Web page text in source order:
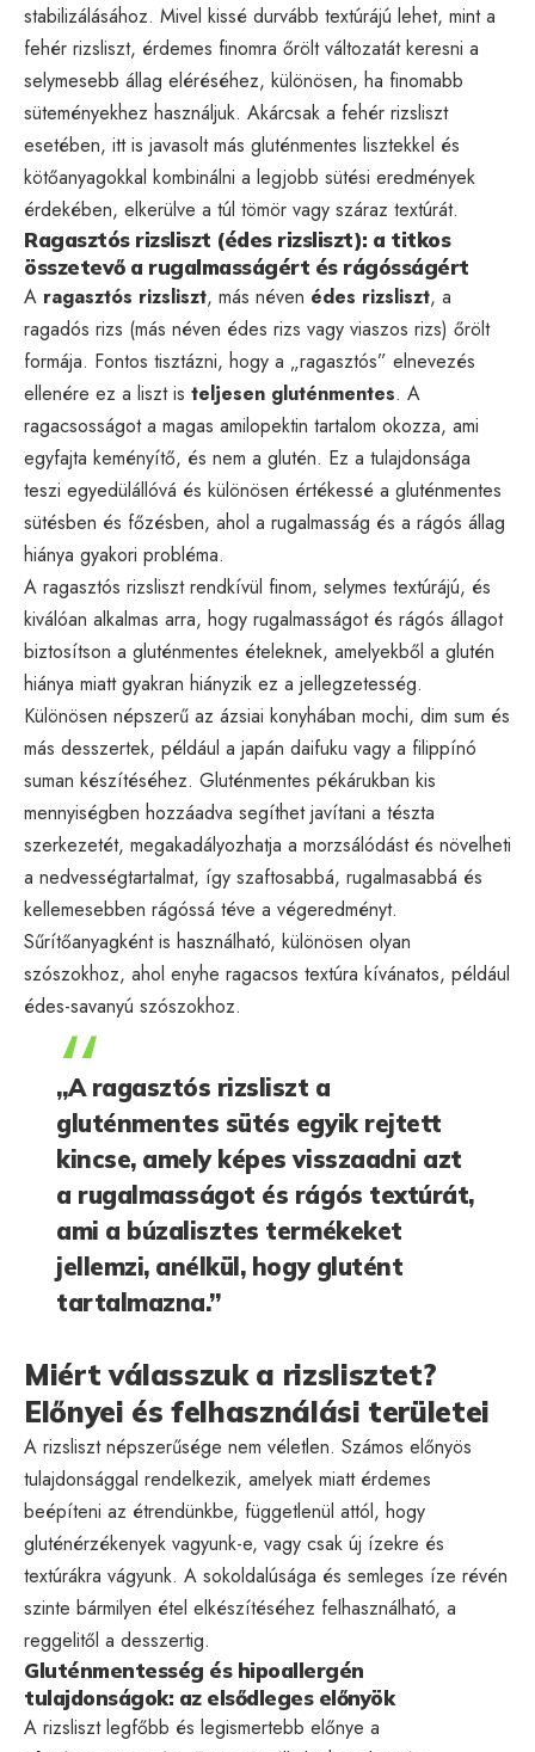
stabilizálásához. Mivel kissé durvább textúrájú lehet, mint a
fehér rizsliszt, érdemes finomra őrölt változatát keresni a
selymesebb állag eléréséhez, különösen, ha finomabb
süteményekhez használjuk. Akárcsak a fehér rizsliszt
esetében, itt is javasolt más gluténmentes lisztekkel és
kötőanyagokkal kombinálni a legjobb sütési eredmények
érdekében, elkerülve a túl tömör vagy száraz textúrát.
Ragasztós rizsliszt (édes rizsliszt): a titkos
összetevő a rugalmasságért és rágósságért
A ragasztós rizsliszt, más néven édes rizsliszt, a
ragadós rizs (más néven édes rizs vagy viaszos rizs) őrölt
formája. Fontos tisztázni, hogy a „ragasztós” elnevezés
ellenére ez a liszt is teljesen gluténmentes. A
ragacsosságot a magas amilopektin tartalom okozza, ami
egyfajta keményítő, és nem a glutén. Ez a tulajdonsága
teszi egyedülállóvá és különösen értékessé a gluténmentes
sütésben és főzésben, ahol a rugalmasság és a rágós állag
hiánya gyakori probléma.
A ragasztós rizsliszt rendkívül finom, selymes textúrájú, és
kiválóan alkalmas arra, hogy rugalmasságot és rágós állagot
biztosítson a gluténmentes ételeknek, amelyekből a glutén
hiánya miatt gyakran hiányzik ez a jellegzetesség.
Különösen népszerű az ázsiai konyhában mochi, dim sum és
más desszertek, például a japán daifuku vagy a filippínó
suman készítéséhez. Gluténmentes pékárukban kis
mennyiségben hozzáadva segíthet javítani a tészta
szerkezetét, megakadályozhatja a morzsálódást és növelheti
a nedvességtartalmat, így szaftosabbá, rugalmasabbá és
kellemesebben rágóssá téve a végeredményt.
Sűrítőanyagként is használható, különösen olyan
szószokhoz, ahol enyhe ragacsos textúra kívánatos, például
édes-savanyú szószokhoz.
„A ragasztós rizsliszt a
gluténmentes sütés egyik rejtett
kincse, amely képes visszaadni azt
a rugalmasságot és rágós textúrát,
ami a búzalisztes termékeket
jellemzi, anélkül, hogy glutént
tartalmazna.”
Miért válasszuk a rizslisztet?
Előnyei és felhasználási területei
A rizsliszt népszerűsége nem véletlen. Számos előnyös
tulajdonsággal rendelkezik, amelyek miatt érdemes
beépíteni az étrendünkbe, függetlenül attól, hogy
gluténérzékenyek vagyunk-e, vagy csak új ízekre és
textúrákra vágyunk. A sokoldalúsága és semleges íze révén
szinte bármilyen étel elkészítéséhez felhasználható, a
reggelitől a desszertig.
Gluténmentesség és hipoallergén
tulajdonságok: az elsődleges előnyök
A rizsliszt legfőbb és legismertebb előnye a